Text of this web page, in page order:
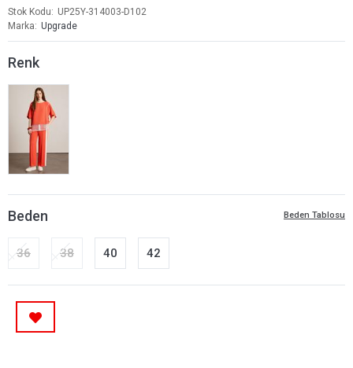
Stok Kodu
UP25Y-314003-D102
Marka
Upgrade
Renk
Beden Tablosu
Beden
36 38 40 42